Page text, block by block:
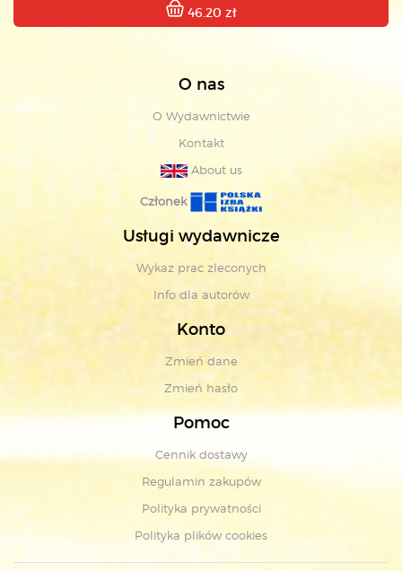
46.20 zł
O nas
O Wydawnictwie
Kontakt
About us
Członek
Usługi wydawnicze
Wykaz prac zleconych
Info dla autorów
Konto
Zmień dane
Zmień hasło
Pomoc
Cennik dostawy
Regulamin zakupów
Polityka prywatności
Polityka plików cookies